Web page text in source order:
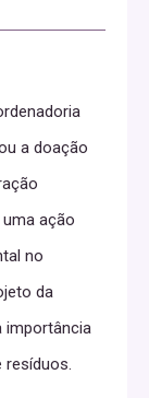
a doação
ação
no
da
importância
resíduos.